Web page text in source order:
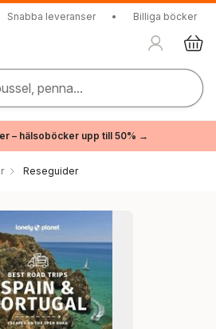
Snabba leveranser • Billiga böcker
penna...
– hälsoböcker upp till 50% →
Reseguider